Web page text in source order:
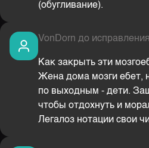
(обугливание).
VonDorn до исправления
Как закрыть эти
Жена дома мозги ебет,
по выходным - дети.
чтобы отдохнуть и
Легалоз нотации свои